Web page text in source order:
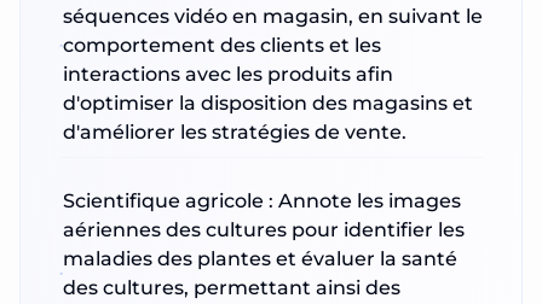
séquences vidéo en magasin, en suivant le
comportement des clients et les
interactions avec les produits afin
d'optimiser la disposition des magasins et
d'améliorer les stratégies de vente.
Scientifique agricole : Annote les images
aériennes des cultures pour identifier les
maladies des plantes et évaluer la santé
des cultures, permettant ainsi des